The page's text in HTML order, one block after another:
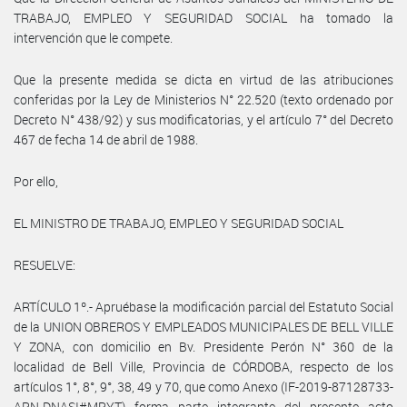
TRABAJO, EMPLEO Y SEGURIDAD SOCIAL ha tomado la
intervención que le compete.
Que la presente medida se dicta en virtud de las atribuciones
conferidas por la Ley de Ministerios N° 22.520 (texto ordenado por
Decreto N° 438/92) y sus modificatorias, y el artículo 7° del Decreto
467 de fecha 14 de abril de 1988.
Por ello,
EL MINISTRO DE TRABAJO, EMPLEO Y SEGURIDAD SOCIAL
RESUELVE:
ARTÍCULO 1º.- Apruébase la modificación parcial del Estatuto Social
de la UNION OBREROS Y EMPLEADOS MUNICIPALES DE BELL VILLE
Y ZONA, con domicilio en Bv. Presidente Perón N° 360 de la
localidad de Bell Ville, Provincia de CÓRDOBA, respecto de los
artículos 1°, 8°, 9°, 38, 49 y 70, que como Anexo (IF-2019-87128733-